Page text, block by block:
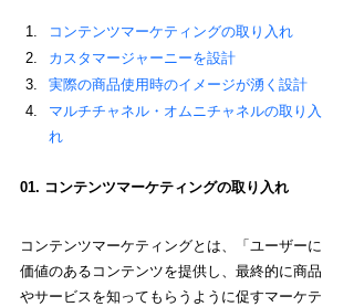
コンテンツマーケティングの取り入れ
カスタマージャーニーを設計
実際の商品使用時のイメージが湧く設計
マルチチャネル・オムニチャネルの取り入
れ
01. コンテンツマーケティングの取り入れ
コンテンツマーケティングとは、「ユーザーに
価値のあるコンテンツを提供し、最終的に商品
やサービスを知ってもらうように促すマーケテ